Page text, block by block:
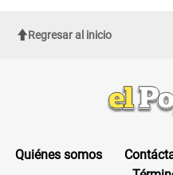
Regresar al inicio
Quiénes somos